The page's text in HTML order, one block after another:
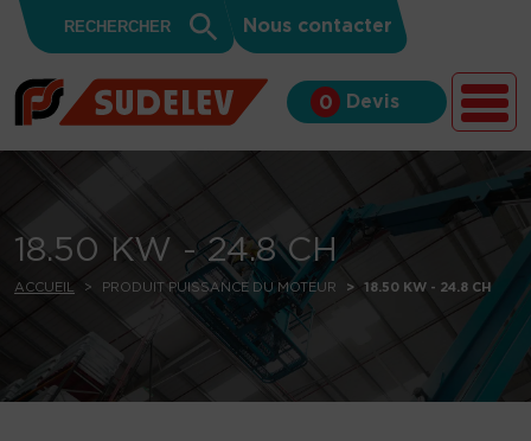
Skip to content
for:
Search
Button
Nous contacter
0 Devis
18.50 KW - 24.8 CH
ACCUEIL PRODUIT PUISSANCE DU MOTEUR 18.50 KW - 24.8 CH